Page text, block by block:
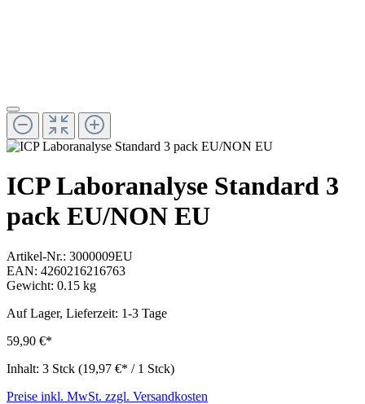
ICP Laboranalyse Standard 3
pack EU/NON EU
Artikel-Nr.: 3000009EU
EAN: 4260216216763
Gewicht: 0.15 kg
Auf Lager, Lieferzeit: 1-3 Tage
59,90 €*
Inhalt: 3 Stck (19,97 €* / 1 Stck)
Preise inkl. MwSt. zzgl. Versandkosten